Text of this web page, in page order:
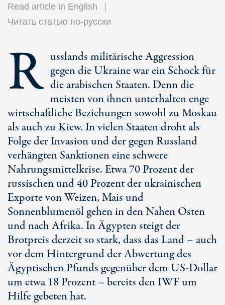
Read article in English
Читать статью по-русски
R usslands militärische Aggression
gegen die Ukraine war ein Schock für
die arabischen Staaten. Denn die
meisten von ihnen unterhalten enge
wirtschaftliche Beziehungen sowohl zu Moskau
als auch zu Kiew. In vielen Staaten droht als
Folge der Invasion und der gegen Russland
verhängten Sanktionen eine schwere
Nahrungsmittelkrise. Etwa 70 Prozent der
russischen und 40 Prozent der ukrainischen
Exporte von Weizen, Mais und
Sonnenblumenöl gehen in den Nahen Osten
und nach Afrika. In Ägypten steigt der
Brotpreis derzeit so stark, dass das Land – auch
vor dem Hintergrund der Abwertung des
Ägyptischen Pfunds gegenüber dem US-Dollar
um etwa 18 Prozent – bereits den IWF um
Hilfe gebeten hat.